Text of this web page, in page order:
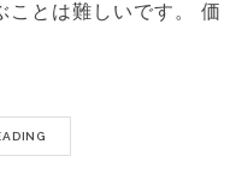
ことは難しいです。 価